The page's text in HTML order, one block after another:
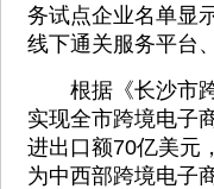
务试点企业名单显
线下通关服务平台
根据《长沙市跨
实现全市跨境电子
进出口额70亿美元
为中西部跨境电子